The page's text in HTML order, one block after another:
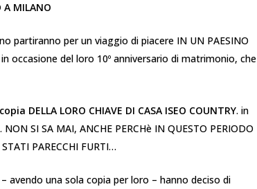
A MILANO
partiranno per un viaggio di piacere IN UN PAESINO
occasione del loro 10º anniversario di matrimonio, che
DELLA LORO CHIAVE DI CASA ISEO COUNTRY. in
SI SA MAI, ANCHE PERCHè IN QUESTO PERIODO
PARECCHI FURTI…
avendo una sola copia per loro – hanno deciso di